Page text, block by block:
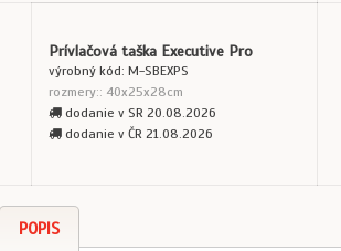
Prívlačová taška Executive Pro
výrobný kód: M-SBEXPS
rozmery:: 40x25x28cm
dodanie v SR 20.08.2026
dodanie v ČR 21.08.2026
POPIS